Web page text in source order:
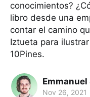
conocimientos?
libro desde una
contar el camino
Iztueta para
10Pines.
Nov 26, 2021